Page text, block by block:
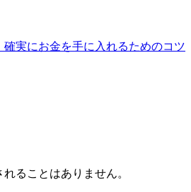
実にお金を手に入れるためのコツ
ることはありません。